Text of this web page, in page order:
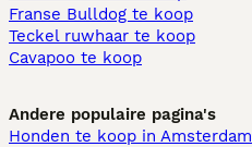
Franse Bulldog te koop
Teckel ruwhaar te koop
Cavapoo te koop
Andere populaire pagina's
Honden te koop in Amsterdam